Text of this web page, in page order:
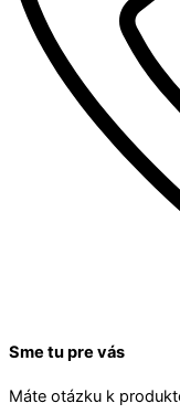
Sme tu pre vás
Máte otázku k